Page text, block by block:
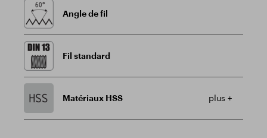
Angle de fil
Fil standard
Matériaux HSS plus +